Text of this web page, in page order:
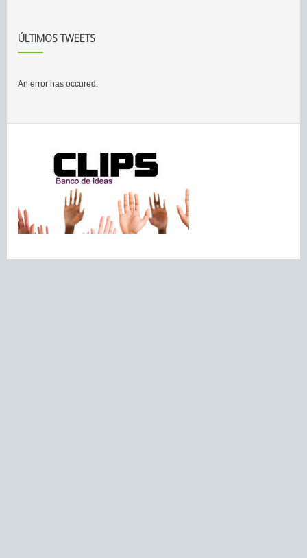
ÚLTIMOS TWEETS
An error has occured.